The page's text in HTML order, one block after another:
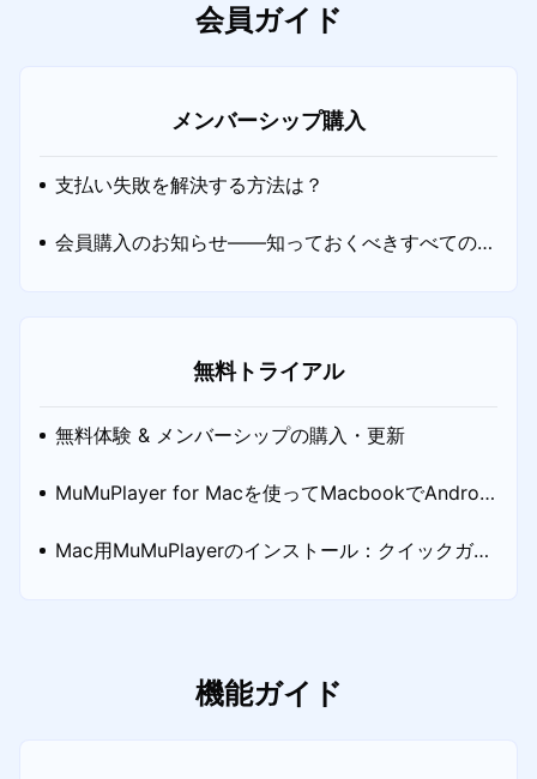
会員ガイド
メンバーシップ購入
支払い失敗を解決する方法は？
会員購入のお知らせ——知っておくべきすべてのこ
無料トライアル
無料体験 & メンバーシップの購入・更新
MuMuPlayer for Macを使ってMacbookでAndroid
ゲームをプレイする方法
Mac用MuMuPlayerのインストール：クイックガイ
機能ガイド